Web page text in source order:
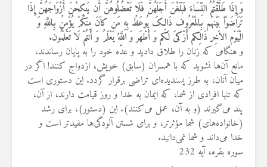
وَ إِذَا طَلَّقْتُمُ النِّسَاءَ فَبَلَغْنَ أَجَلَهُنَّ فَلَا تَعْضُلُوهُنَّ أَن یَنکِحْنَ أَزْوَاجَهُنَّ إِذَا
تَرَاضَوْاْ بَیْنهَم بِالمْعْرُوف ذَالِکَ یُوعَظُ بِهِ مَن کاَنَ مِنکُمْ یُؤْمِنُ بِاللَّهِ وَ
الْیَوْم الاَخِر ذَالِکم أَزْکیَ لَکم وَ أَطْهَر وَ اللَّهُ یَعْلَمُ وَ أَنتُمْ لَا تَعْلَمُون.
و هنگامی که زنان را طلاق دادید و عدّه خود را به پایان رساندند،
مانع آن‌ها نشوید که با همسران (سابق) خویش، ازدواج کنند! اگر در
میان آنان، به طرز پسندیده‌ای تراضی برقرار گردد. این دستوری است
که تنها افرادی از شما، که ایمان به خدا و روز قیامت دارند، از آن،
پند می‌گیرند (و به آن، عمل می‌کنند). این (دستور)، برای رشد
(خانواده‌های) شما مؤثرتر، و برای شستن آلودگی‌ها مفیدتر است و
خدا می‌داند و شما نمی‌دانید.
سوره بقره، آیه 232